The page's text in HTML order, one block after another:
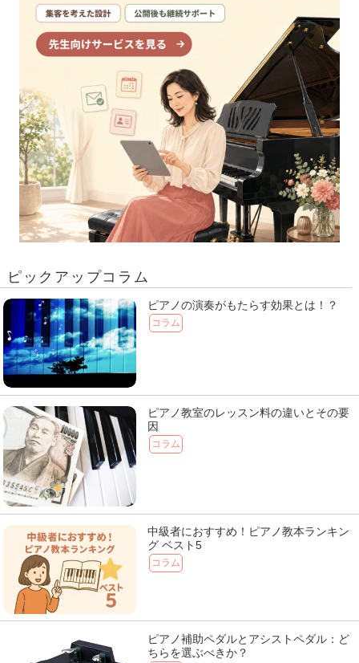
ピックアップコラム
ピアノの演奏がもたらす効果とは！？
コラム
ピアノ教室のレッスン料の違いとその要
因
コラム
中級者におすすめ！ピアノ教本ランキン
グ ベスト5
コラム
ピアノ補助ペダルとアシストペダル：ど
ちらを選ぶべきか？